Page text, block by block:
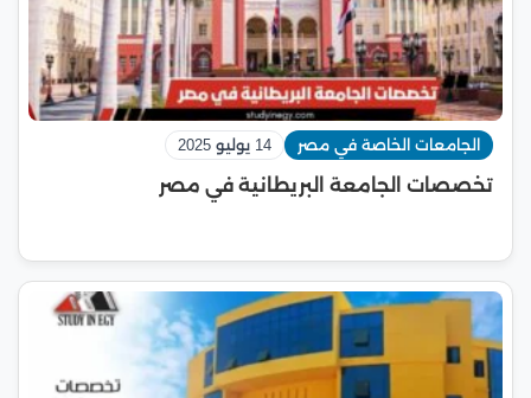
الجامعات الخاصة في مصر 14 يوليو 2025
تخصصات الجامعة البريطانية في مصر